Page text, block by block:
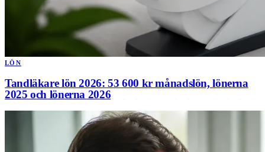
LÖN
Tandläkare lön 2026: 53 600 kr månadslön, lönerna
2025 och lönerna 2026